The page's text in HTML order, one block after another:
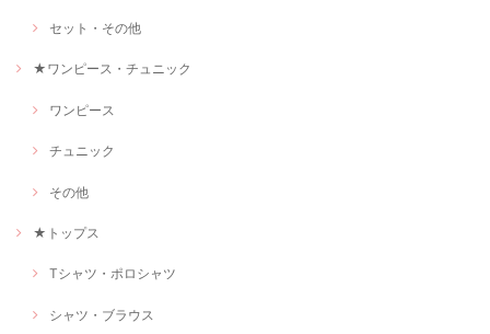
セット・その他
★ワンピース・チュニック
ワンピース
チュニック
その他
★トップス
Tシャツ・ポロシャツ
シャツ・ブラウス